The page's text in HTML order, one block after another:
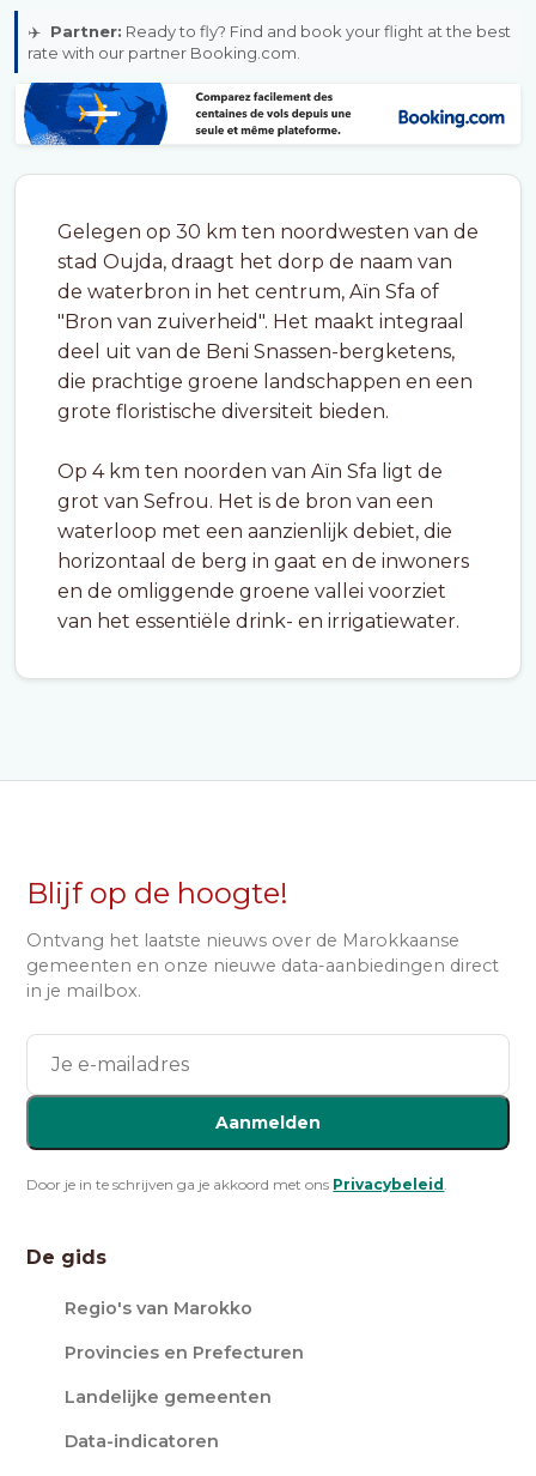
✈️ Partner: Ready to fly? Find and book your flight at the best
rate with our partner Booking.com.
Gelegen op 30 km ten noordwesten van de
stad Oujda, draagt het dorp de naam van
de waterbron in het centrum, Aïn Sfa of
"Bron van zuiverheid". Het maakt integraal
deel uit van de Beni Snassen-bergketens,
die prachtige groene landschappen en een
grote floristische diversiteit bieden.
Op 4 km ten noorden van Aïn Sfa ligt de
grot van Sefrou. Het is de bron van een
waterloop met een aanzienlijk debiet, die
horizontaal de berg in gaat en de inwoners
en de omliggende groene vallei voorziet
van het essentiële drink- en irrigatiewater.
Blijf op de hoogte!
Ontvang het laatste nieuws over de Marokkaanse
gemeenten en onze nieuwe data-aanbiedingen direct
in je mailbox.
Aanmelden
Door je in te schrijven ga je akkoord met ons Privacybeleid .
De gids
Regio's van Marokko
Provincies en Prefecturen
Landelijke gemeenten
Data-indicatoren